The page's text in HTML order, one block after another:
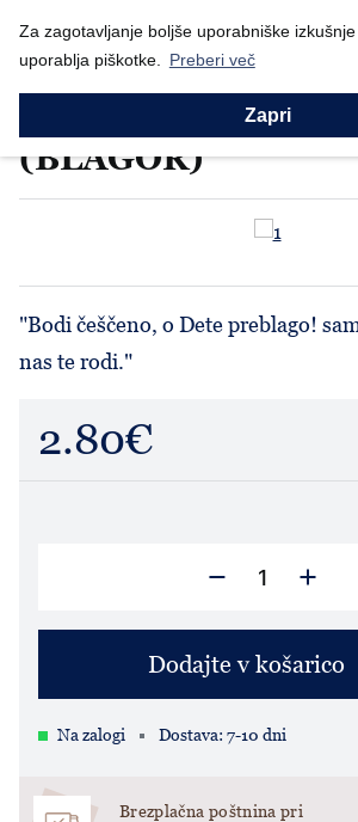
Za zagotavljanje boljše uporabniške
uporablja piškotke.
Preberi več
Zapri
Nazaj
Prodajni program Izdelki Blagor Voščilnice
Voščilnica Radost
(BLAGOR)
"Bodi češčeno, o Dete preblago!
nas te rodi."
2.80€
Dodajte v košarico
Na zalogi Dostava: 7-10 dni
Brezplačna poštnina pri